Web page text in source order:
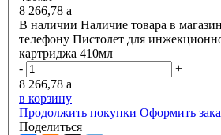
8 266,78 a
В наличии Наличие товара в
телефону Пистолет для
картриджа 410мл
-
+
8 266,78 a
в корзину
Продолжить покупки Оформить
Поделиться